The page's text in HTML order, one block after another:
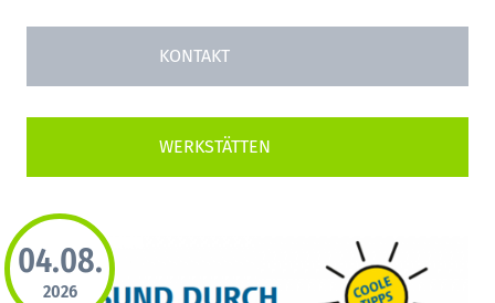
KONTAKT
04.08.
2026